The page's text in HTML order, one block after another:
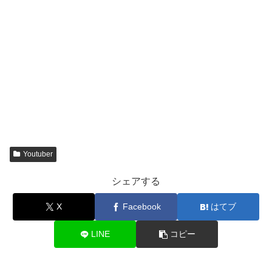
Youtuber
シェアする
X Facebook はてブ
LINE コピー